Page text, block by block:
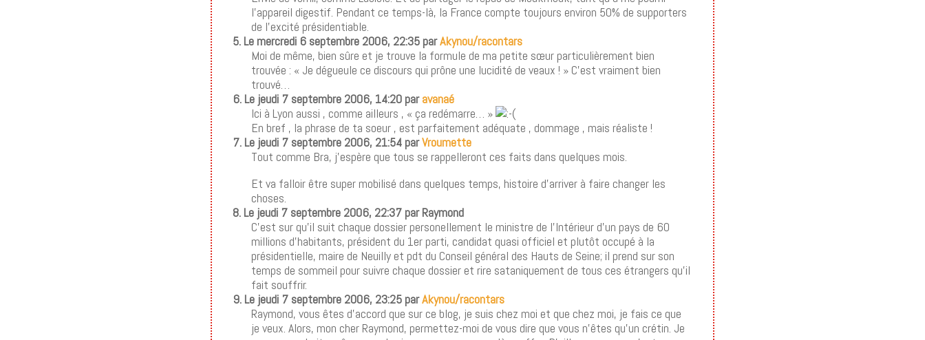
l’appareil digestif. Pendant ce temps-là, la France compte toujours environ 50% de supporters
de l’excité présidentiable.
5. Le mercredi 6 septembre 2006, 22:35 parAkynou/racontars
Moi de même, bien sûre et je trouve la formule de ma petite sœur particulièrement bien
trouvée : « Je dégueule ce discours qui prône une lucidité de veaux ! » C’est vraiment bien
trouvé…
6. Le jeudi 7 septembre 2006, 14:20 paravanaé
Ici à Lyon aussi , comme ailleurs , « ça redémarre… »
En bref , la phrase de ta soeur , est parfaitement adéquate , dommage , mais réaliste !
7. Le jeudi 7 septembre 2006, 21:54 parVroumette
Tout comme Bra, j’espère que tous se rappelleront ces faits dans quelques mois.
Et va falloir être super mobilisé dans quelques temps, histoire d’arriver à faire changer les
choses.
8. Le jeudi 7 septembre 2006, 22:37 par Raymond
C’est sur qu’il suit chaque dossier personellement le ministre de l’Intérieur d’un pays de 60
millions d’habitants, président du 1er parti, candidat quasi officiel et plutôt occupé à la
présidentielle, maire de Neuilly et pdt du Conseil général des Hauts de Seine; il prend sur son
temps de sommeil pour suivre chaque dossier et rire sataniquement de tous ces étrangers qu’il
fait souffrir.
9. Le jeudi 7 septembre 2006, 23:25 parAkynou/racontars
Raymond, vous êtes d’accord que sur ce blog, je suis chez moi et que chez moi, je fais ce que
je veux. Alors, mon cher Raymond, permettez-moi de vous dire que vous n’êtes qu’un crétin. Je